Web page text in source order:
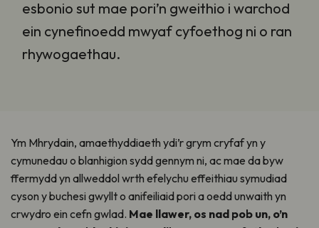
esbonio sut mae pori’n gweithio i warchod
ein cynefinoedd mwyaf cyfoethog ni o ran
rhywogaethau.
Ym Mhrydain, amaethyddiaeth ydi’r grym cryfaf yn y
cymunedau o blanhigion sydd gennym ni, ac mae da byw
ffermydd yn allweddol wrth efelychu effeithiau symudiad
cyson y buchesi gwyllt o anifeiliaid pori a oedd unwaith yn
crwydro ein cefn gwlad. Mae llawer, os nad pob un, o’n